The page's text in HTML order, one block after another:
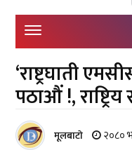
‘राष्ट्रघाती
पठाऔं !, राष्ट्रिय
मूलबाटाे २०८०